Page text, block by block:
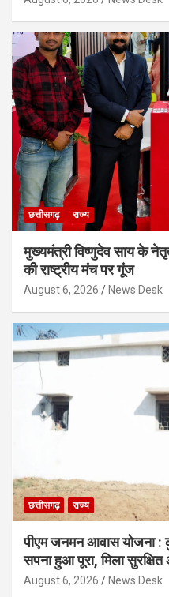
छत्तीसगढ़ राज्य
मुख्यमंत्री विष्णुदेव साय के
की राष्ट्रीय मंच पर गूंज
August 6, 2026 News Desk
छत्तीसगढ़ राज्य
पीएम जनमन आवास योजना :
सपना हुआ पूरा, मिला
August 6, 2026 News Desk